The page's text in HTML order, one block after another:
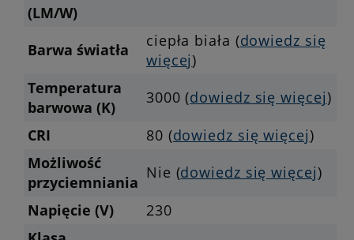
(LM/W)
Barwa światła ciepła biała (dowiedz się
więcej)
Temperatura
barwowa (K)
3000 (dowiedz się więcej)
CRI
80 (dowiedz się więcej)
Możliwość
przyciemniania
Nie (dowiedz się więcej)
Napięcie (V)
230